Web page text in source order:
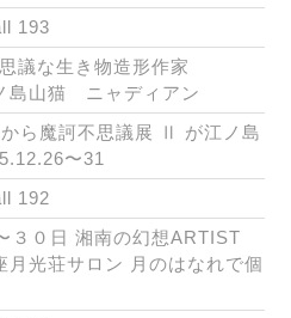
193
議な生き物造形作家
島山猫 ニャディアン
ら魔訶不思議展 Ⅱ が江ノ島
〜31
192
３０日 湘南の幻想ARTIST
光荘サロン 月のはなれで個